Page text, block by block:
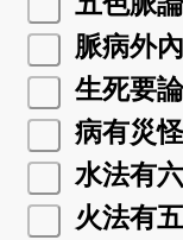
脈病外
生死要
病有災
水法有
火法有